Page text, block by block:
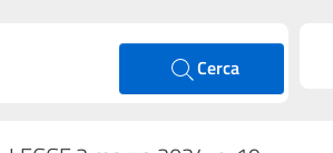
Cerca